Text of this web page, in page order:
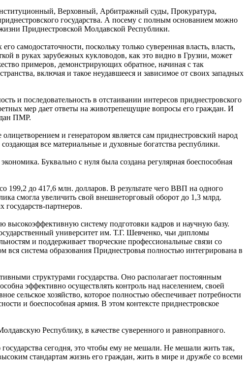
Верховный, Арбитражный суды, Прокуратура,
государства. А посему с полным основанием можно
Приднестровской Молдавской Республики.
самодостаточности, поскольку только суверенная власть, власть,
в руках зарубежных кукловодов, как это видно в Грузии, может
примеров, демонстрирующих обратное, начиная с так
включая и такое неудавшееся и зависимое от своих западных
и последовательность в отстаивании интересов приднестровского
мер дает ответы на животрепещущие вопросы его граждан. И
ПМР.
и генератором является сам приднестровский народ
все материальные и духовные богатства республики.
Буквально с нуля была создана регулярная боеспособная
до 417,6 млн. долларов. В результате чего ВВП на одного
смогла увеличить свой внешнеторговый оборот до 1,3 млрд.
партнеров.
высокоэффективную систему подготовки кадров и научную базу.
университет им. Т.Г. Шевченко, чьи дипломы
и поддерживает творческие профессиональные связи со
система образования Приднестровья полностью интегрирована в
структурами государства. Оно располагает постоянным
эффективно осуществлять контроль над населением, своей
сельское хозяйство, которое полностью обеспечивает потребности
и боеспособная армия. В этом контексте приднестровское
Республику, в качестве суверенного и равноправного.
сегодня, это чтобы ему не мешали. Не мешали жить так,
стандартам жизнь его граждан, жить в мире и дружбе со всеми